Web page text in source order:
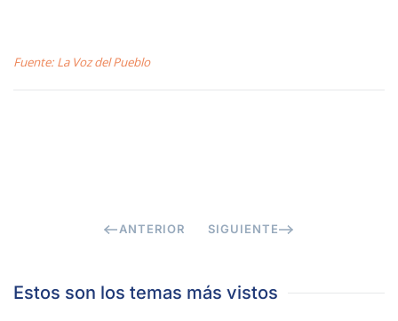
Fuente: La Voz del Pueblo
ANTERIOR SIGUIENTE
Estos son los temas más vistos